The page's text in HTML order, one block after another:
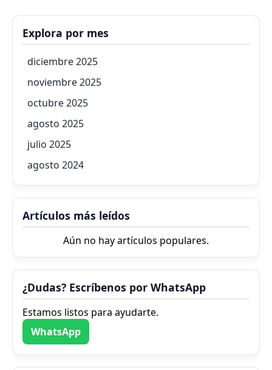
Explora por mes
diciembre 2025
noviembre 2025
octubre 2025
agosto 2025
julio 2025
agosto 2024
Artículos más leídos
Aún no hay artículos populares.
¿Dudas? Escríbenos por WhatsApp
Estamos listos para ayudarte.
WhatsApp